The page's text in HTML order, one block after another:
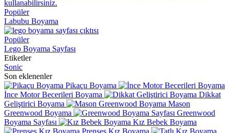
Popüler
Labubu Boyama
Popüler
Lego Boyama Sayfası
Etiketler
Sonic
Son eklenenler
Pikaçu Boyama
İnce Motor Becerileri Boyama
Dikkat
Geliştirici Boyama
Mason
Greenwood Boyama
Greenwood
Boyama Sayfası
Kız Bebek Boyama
Prenses Kız Boyama